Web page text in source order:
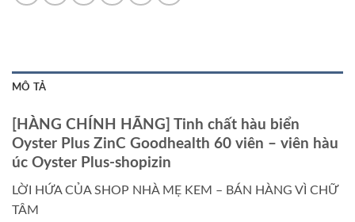
MÔ TẢ
[HÀNG CHÍNH HÃNG] Tinh chất hàu biển
Oyster Plus ZinC Goodhealth 60 viên – viên hàu
úc Oyster Plus-shopizin
LỜI HỨA CỦA SHOP NHÀ MẸ KEM – BÁN HÀNG VÌ CHỮ
TÂM